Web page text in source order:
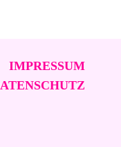
IMPRESSUM